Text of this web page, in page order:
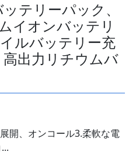
テリーパック、
イオンバッテリ
ルバッテリー充
出力リチウムバ
開、オンコール3.柔軟な電